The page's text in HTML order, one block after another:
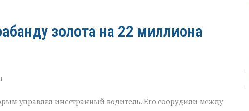
золота на 22 миллиона
управлял иностранный водитель. Его соорудили между